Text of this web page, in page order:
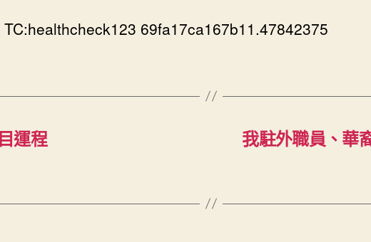
TC:healthcheck123 69fa17ca167b11.47842375
運程
我駐外職員、華